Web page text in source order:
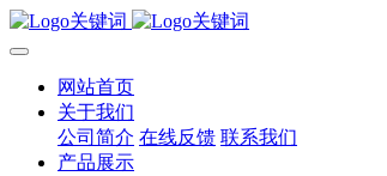
网站首页
关于我们
公司简介 在线反馈 联系我们
产品展示